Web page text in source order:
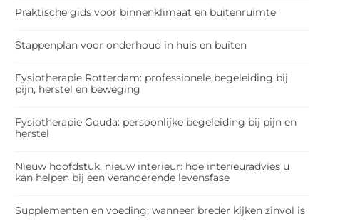
Praktische gids voor binnenklimaat en buitenruimte
Stappenplan voor onderhoud in huis en buiten
Fysiotherapie Rotterdam: professionele begeleiding bij
pijn, herstel en beweging
Fysiotherapie Gouda: persoonlijke begeleiding bij pijn en
herstel
Nieuw hoofdstuk, nieuw interieur: hoe interieuradvies u
kan helpen bij een veranderende levensfase
Supplementen en voeding: wanneer breder kijken zinvol is